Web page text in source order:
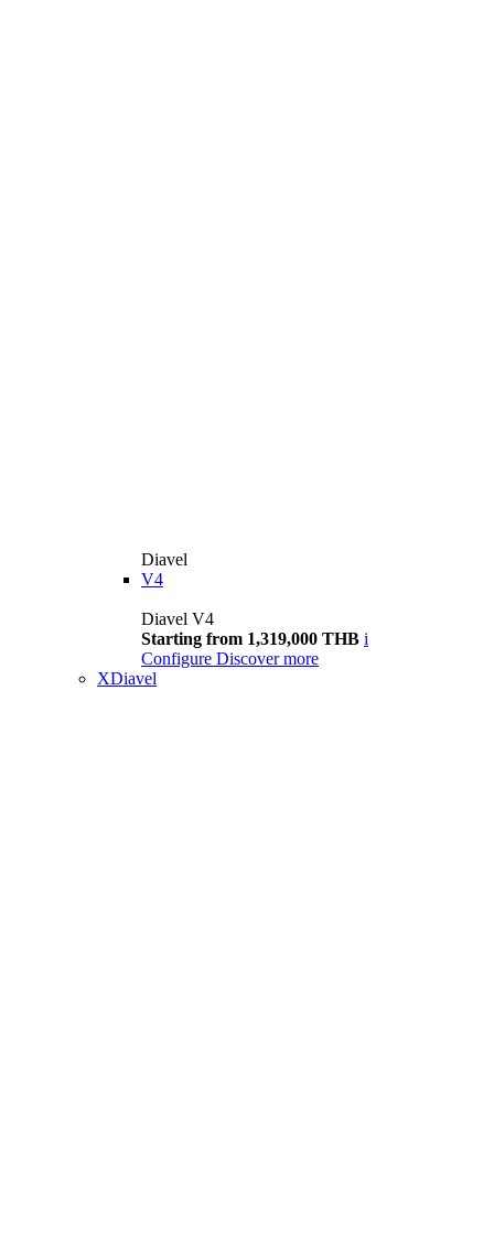
Diavel
V4
Diavel V4
Starting from 1,319,000 THB i
Configure Discover more
XDiavel